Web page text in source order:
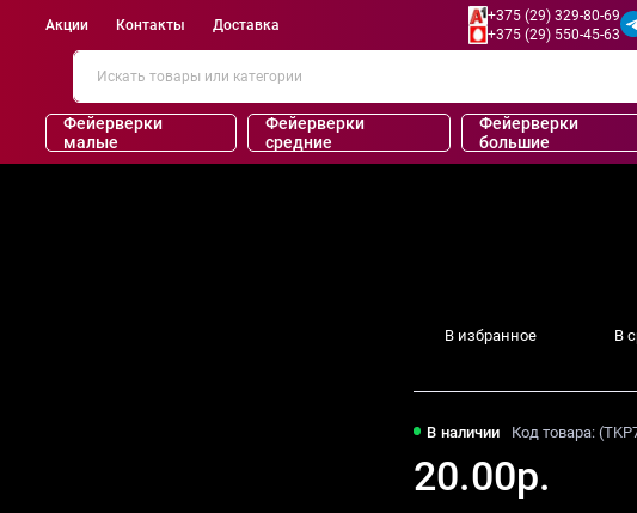
Акции Контакты Доставка
+375 (29) 329-80-69
+375 (29) 550-45-63
Фейерверки
малые
Фейерверки
средние
Фейерверки
большие
В наличии
Код товара:
20.00р.
В избранное В